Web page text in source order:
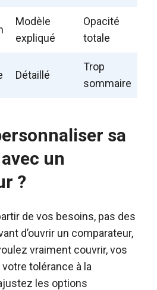
Modèle
expliqué
Opacité
totale
Détaillé
Trop
sommaire
sa
un
?
de vos besoins, pas des
d’ouvrir un comparateur,
vraiment couvrir, vos
tolérance à la
les options